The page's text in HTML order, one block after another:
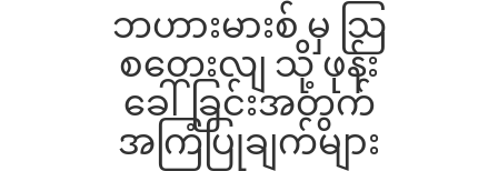
ဘဟားမားစ် မှ သြ
စတေးလျ သို့ ဖုန်း
ခေါ်ခြင်းအတွက်
အကြံပြုချက်များ